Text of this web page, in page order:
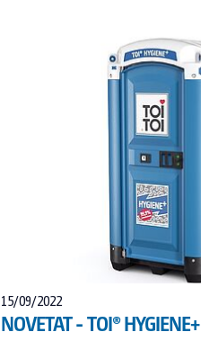
15/09/2022
NOVETAT - TOI® HYGIENE+